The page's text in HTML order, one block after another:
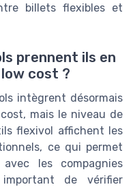
billets flexibles et
prennent ils en
cost ?
intègrent désormais
mais le niveau de
flexivol affichent les
ce qui permet
les compagnies
de vérifier